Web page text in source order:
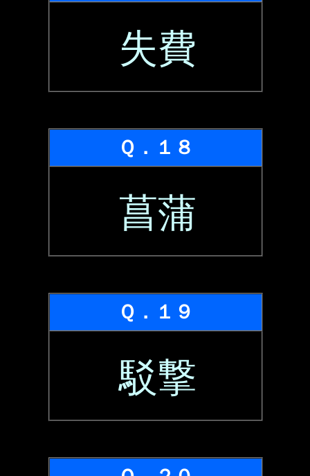
失費
Ｑ．１８
菖蒲
Ｑ．１９
駁撃